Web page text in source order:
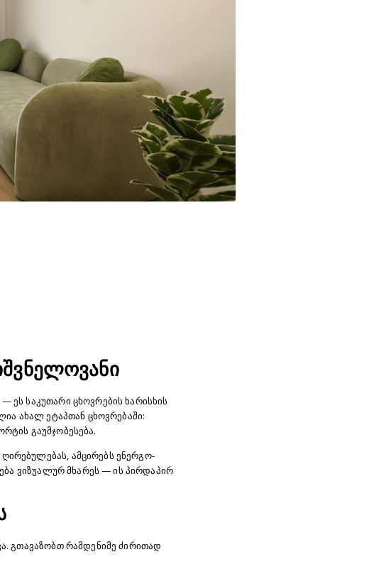
საკუთარი ცხოვრების ხარისხის
ახალ ეტაპთან ცხოვრებაში:
გაუმჯობესება.
ამცირებს ენერგო-
ვიზუალურ მხარეს — ის პირდაპირ
გთავაზობთ რამდენიმე ძირითად